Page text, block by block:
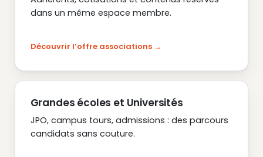
dans un même espace membre.
Découvrir l’offre associations
Grandes écoles et Universités
JPO, campus tours, admissions : des parcours
candidats sans couture.